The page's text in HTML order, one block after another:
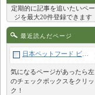
定期的に記事を追いたいペー
ジを最大20件登録できます
最近読んだページ
気になるページがあったら左
のチェックボックスをクリッ
ク！